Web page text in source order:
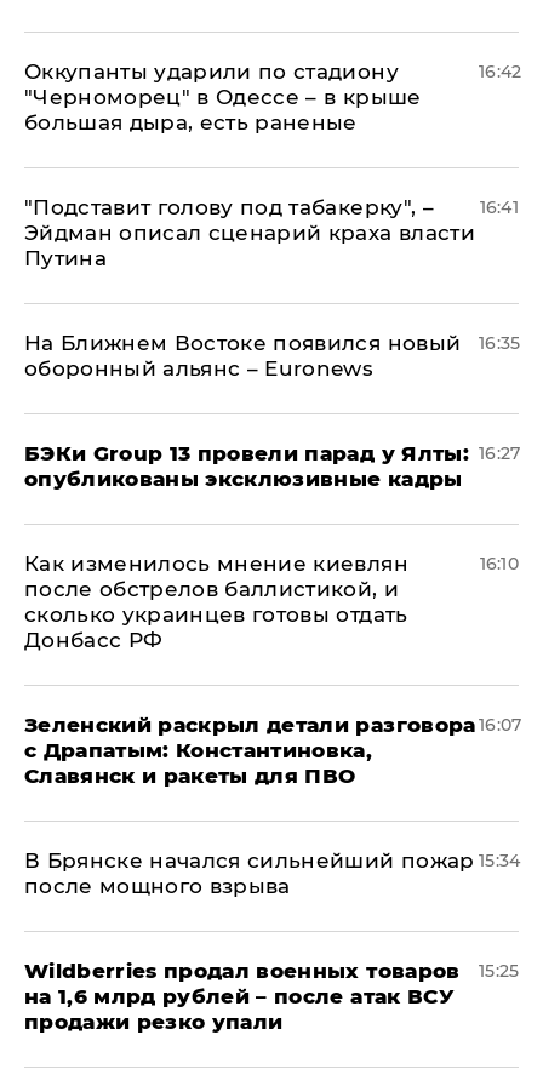
Оккупанты ударили по стадиону
"Черноморец" в Одессе – в крыше
большая дыра, есть раненые
16:42
​"Подставит голову под табакерку", –
Эйдман описал сценарий краха власти
Путина
16:41
На Ближнем Востоке появился новый
оборонный альянс – Euronews
16:35
​БЭКи Group 13 провели парад у Ялты:
опубликованы эксклюзивные кадры
16:27
Как изменилось мнение киевлян
после обстрелов баллистикой, и
сколько украинцев готовы отдать
Донбасс РФ
16:10
​Зеленский раскрыл детали разговора
с Драпатым: Константиновка,
Славянск и ракеты для ПВО
16:07
В Брянске начался сильнейший пожар
после мощного взрыва
15:34
​Wildberries продал военных товаров
на 1,6 млрд рублей – после атак ВСУ
продажи резко упали
15:25